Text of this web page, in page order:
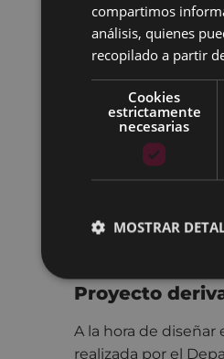
que tienen sus
sostenibles y,
temáticos del
bicicletas,
locales y
kit para la
naturaleza.
El Ayuntamiento
sensibilidad hacia
podido
Proyecto
A la hora de
realizada por el
compartimos
análisis, quienes
recopilado a partir
Cookies
estrictamente
necesarias
MOSTRAR